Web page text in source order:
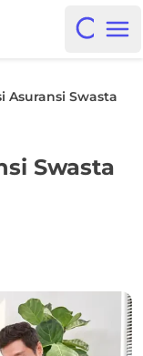
Open
Asuransi Swasta
Swasta